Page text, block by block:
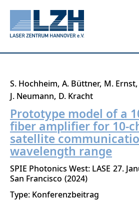
Direkt
zum
Inhalt
S. Hochheim A. Büttner M. Ernst
J. Neumann D. Kracht
Prototype model of a
fiber amplifier for 10-
satellite
wavelength range
SPIE Photonics West: LASE 27.
San Francisco 2024
Type: Konferenzbeitrag